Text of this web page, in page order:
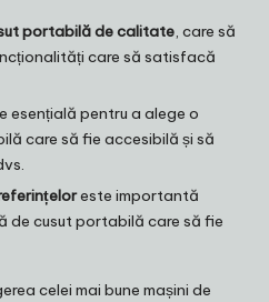
portabilă de calitate, care să
care să satisfacă
esențială pentru a alege o
care să fie accesibilă și să
este importantă
de cusut portabilă care să fie
celei mai bune mașini de